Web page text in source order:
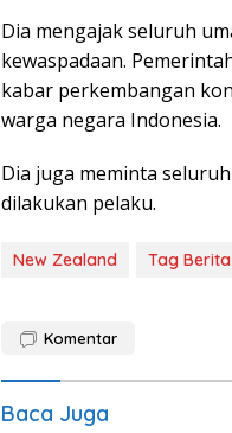
Dia mengajak seluruh
kewaspadaan.
kabar perkembangan
warga negara Indonesia.
Dia juga meminta
dilakukan pelaku.
New Zealand Tag Berita
Komentar
Baca Juga